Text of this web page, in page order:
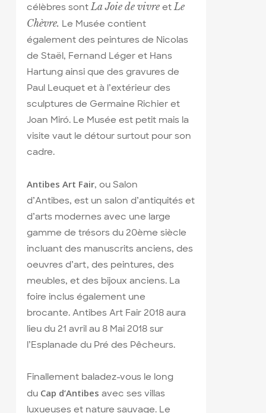
célèbres sontLa Joie de vivreetLe
Chèvre. Le Musée contient
également des peintures de Nicolas
de Staël, Fernand Léger et Hans
Hartung ainsi que des gravures de
Paul Leuquet et à l’extérieur des
sculptures de Germaine Richier et
Joan Miró. Le Musée est petit mais la
visite vaut le détour surtout pour son
cadre.
Antibes Art Fair, ou Salon
d’Antibes, est un salon d’antiquités et
d’arts modernes avec une large
gamme de trésors du 20ème siècle
incluant des manuscrits anciens, des
oeuvres d’art, des peintures, des
meubles, et des bijoux anciens.La
foire inclus également une
brocante. Antibes Art Fair 2018 aura
lieu du 21 avril au 8 Mai 2018 sur
l’Esplanade du Pré des Pêcheurs.
Finallement baladez-vous le long
duCap d’Antibes avec ses villas
luxueuses et nature sauvage. Le